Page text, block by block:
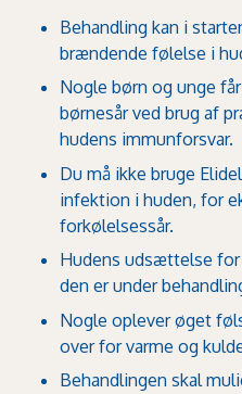
Behandling kan i
brændende følelse i
Nogle børn og unge
børnesår ved brug af
hudens immunforsvar.
Du må ikke bruge
infektion i huden, for
forkølelsessår.
Hudens udsættelse
den er under
Nogle oplever øget
over for varme og
Behandlingen skal